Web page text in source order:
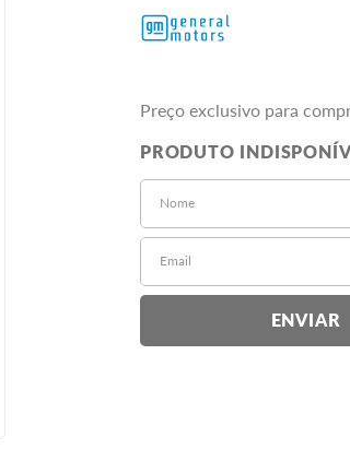
Preço exclusivo para
ENVIAR